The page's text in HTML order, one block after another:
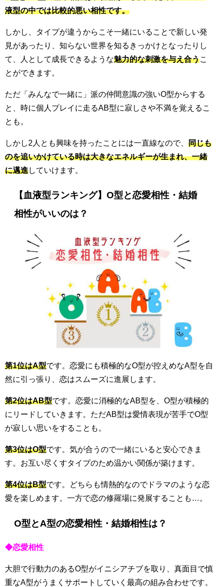
液型の中では比較的悪い相性です。
しかし、タイプが違うからこそ一緒にいることで新しい発
見があったり、知らない世界を知るきっかけとなったりし
て、人として成長できるような魅力的な刺激を与え合う こ
とができます。
ただ「みんなで一緒に」派の仲間意識の強いO型からする
と、時に個人プレイに走るAB型に寂しさや不満を覚えるこ
とも。
しかし2人とも興味を持ったことには一直線なので、 同じも
のを追いかけている時は大きなエネルギーが生まれ、一緒
に邁進していけます。
【血液型ランキング】O型と恋愛相性・結婚
相性がいいのは？
第1位はA型です。恋愛にも積極的なO型が控えめなA型を自
然に引っ張り、恋はスムーズに進展します。
第2位はAB型です。恋愛に消極的なAB型を、O型が積極的
にリードしていきます。ただAB型は愛情表現が苦手でO型
が寂しい思いをすることも。
第3位はO型です。気が合うので一緒にいると安心できま
す。お互い尽くすタイプのため温かい関係が築けます。
第4位はB型です。どちらも情熱的なのでドラマのような恋
愛を楽しめます。一方で恋の修羅場に発展することも…。
O型とA型の恋愛相性・結婚相性は？
◆恋愛相性
大胆で行動力のあるO型がイニシアチブを取り、真面目で慎
重なA型がうまくサポートしていく最高の組み合わせです。